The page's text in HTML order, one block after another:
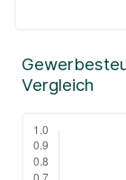
Vergleich